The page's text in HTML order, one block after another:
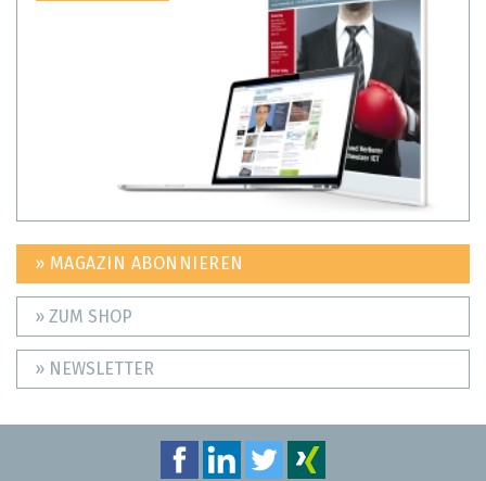
» MAGAZIN ABONNIEREN
» ZUM SHOP
» NEWSLETTER